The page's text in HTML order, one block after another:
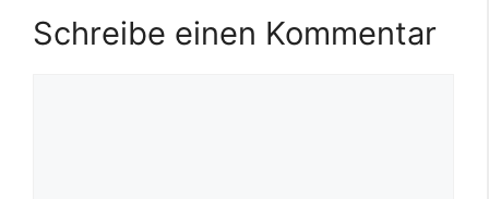
Schreibe einen Kommentar